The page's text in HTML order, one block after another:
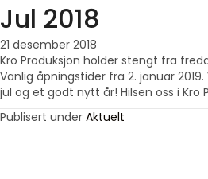
Jul 2018
21 desember 2018
Kro Produksjon holder stengt fra
Vanlig åpningstider fra 2. januar
jul og et godt nytt år! Hilsen oss i Kro
Publisert under Aktuelt